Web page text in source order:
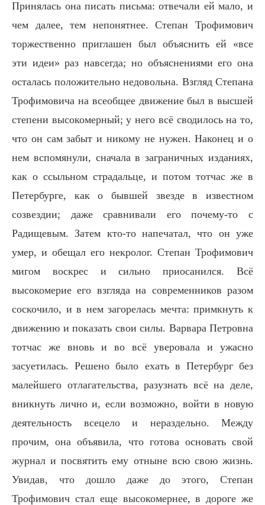
Принялась она писать письма: отвечали ей мало, и
чем далее, тем непонятнее. Степан Трофимович
торжественно приглашен был объяснить ей «все
эти идеи» раз навсегда; но объяснениями его она
осталась положительно недовольна. Взгляд Степана
Трофимовича на всеобщее движение был в высшей
степени высокомерный; у него всё сводилось на то,
что он сам забыт и никому не нужен. Наконец и о
нем вспомянули, сначала в заграничных изданиях,
как о ссыльном страдальце, и потом тотчас же в
Петербурге, как о бывшей звезде в известном
созвездии; даже сравнивали его почему-то с
Радищевым. Затем кто-то напечатал, что он уже
умер, и обещал его некролог. Степан Трофимович
мигом воскрес и сильно приосанился. Всё
высокомерие его взгляда на современников разом
соскочило, и в нем загорелась мечта: примкнуть к
движению и показать свои силы. Варвара Петровна
тотчас же вновь и во всё уверовала и ужасно
засуетилась. Решено было ехать в Петербург без
малейшего отлагательства, разузнать всё на деле,
вникнуть лично и, если возможно, войти в новую
деятельность всецело и нераздельно. Между
прочим, она объявила, что готова основать свой
журнал и посвятить ему отныне всю свою жизнь.
Увидав, что дошло даже до этого, Степан
Трофимович стал еще высокомернее, в дороге же